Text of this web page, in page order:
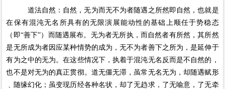
道法自然：自然，无为而无不为者随遇之所然即自然，也就是
在保有混沌无名所具有的无限演展能动性的基础上顺任于势稳态
（即“善下”）而随遇展布。无为者无所执，而自然者有所然，其所然
是无所成为者因应某种情势的成为，无不为者善下之所为，是延伸于
有为之中的无为。在这些情况下，执着于混沌无名反而是不自然的，
也不是对无为的真正贯彻。道无僵无滞，虽常无名无为，却随遇赋形
﹑随缘幻化；虽变现历经各种名状，却了无趋求，了无喻意，了无牵